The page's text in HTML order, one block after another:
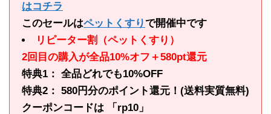
はコチラ
このセールはペットくすりで開催中です
リピーター割（ペットくすり）
2回目の購入が全品10%オフ＋580pt還元
特典1： 全品どれでも10%OFF
特典2： 580円分のポイント還元！(送料実質無料)
クーポンコードは 「rp10」